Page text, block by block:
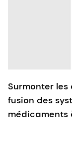
Surmonter
fusion des